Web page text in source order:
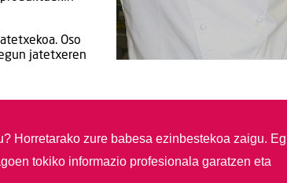
Oso
jatetxeren
Horretarako zure babesa ezinbestekoa zaigu.
tokiko informazio profesionala garatzen eta